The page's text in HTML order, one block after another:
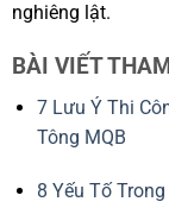
nghiêng lật.
BÀI VIẾT
7 Lưu Ý Thi
Tông MQB
8 Yếu Tố